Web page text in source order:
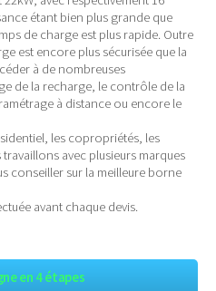
étant bien plus grande que
de charge est plus rapide. Outre
est encore plus sécurisée que la
à de nombreuses
de la recharge, le contrôle de la
à distance ou encore le
les copropriétés, les
avec plusieurs marques
conseiller sur la meilleure borne
avant chaque devis.
en 4 étapes